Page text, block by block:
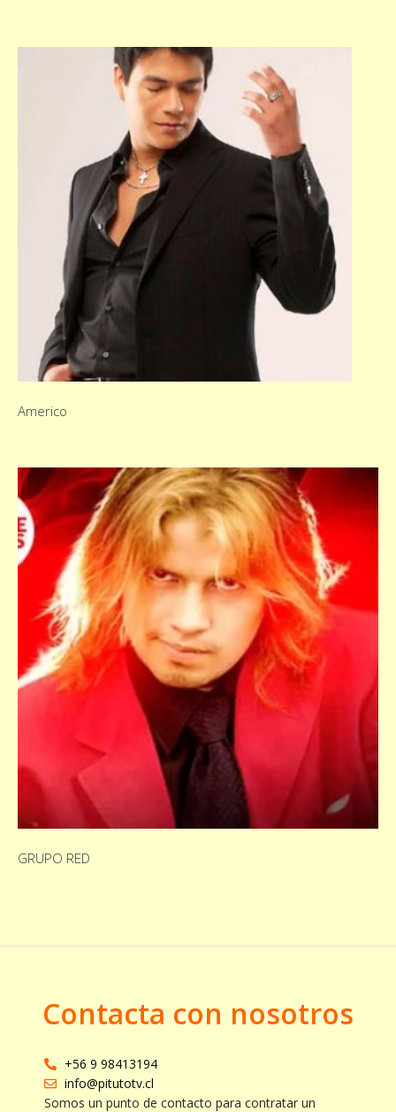
Americo
GRUPO RED
Contacta con nosotros
+56 9 98413194
info@pitutotv.cl
Somos un punto de contacto para contratar un